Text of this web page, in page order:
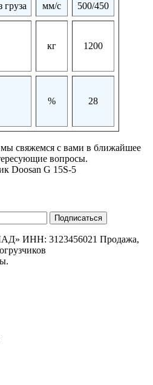
груза мм/с 500/450
кг 1200
% 28
свяжемся с вами в ближайшее
вопросы.
ИНН: 3123456021 Продажа,